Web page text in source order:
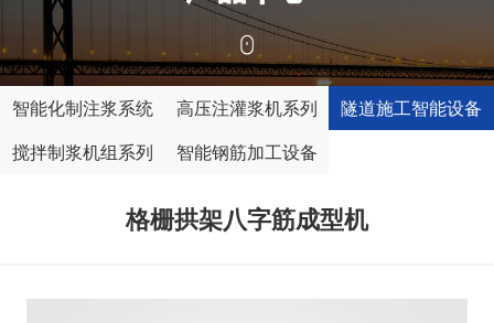
智能化制注浆系统 高压注灌浆机系列
隧道施工智能设备
搅拌制浆机组系列
智能钢筋加工设备
格栅拱架八字筋成型机